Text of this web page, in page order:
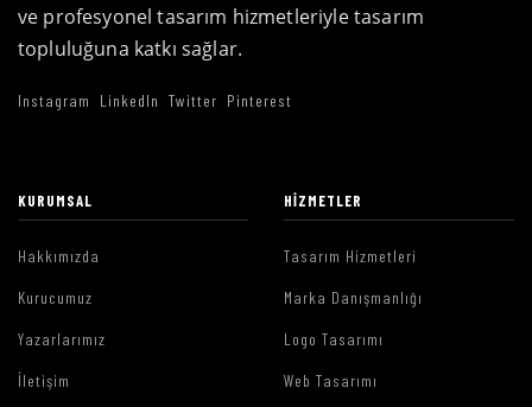
ve profesyonel tasarım hizmetleriyle tasarım
topluluğuna katkı sağlar.
Instagram LinkedIn Twitter Pinterest
KURUMSAL
Hakkımızda
Kurucumuz
Yazarlarımız
İletişim
HIZMETLER
Tasarım Hizmetleri
Marka Danışmanlığı
Logo Tasarımı
Web Tasarımı